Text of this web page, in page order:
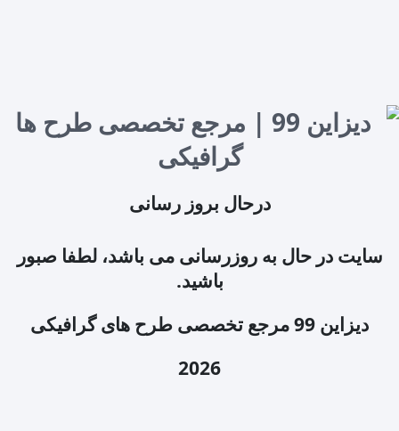
درحال بروز رسانی
سایت در حال به روزرسانی می باشد، لطفا صبور
باشید.
دیزاین 99 مرجع تخصصی طرح های گرافیکی
2026